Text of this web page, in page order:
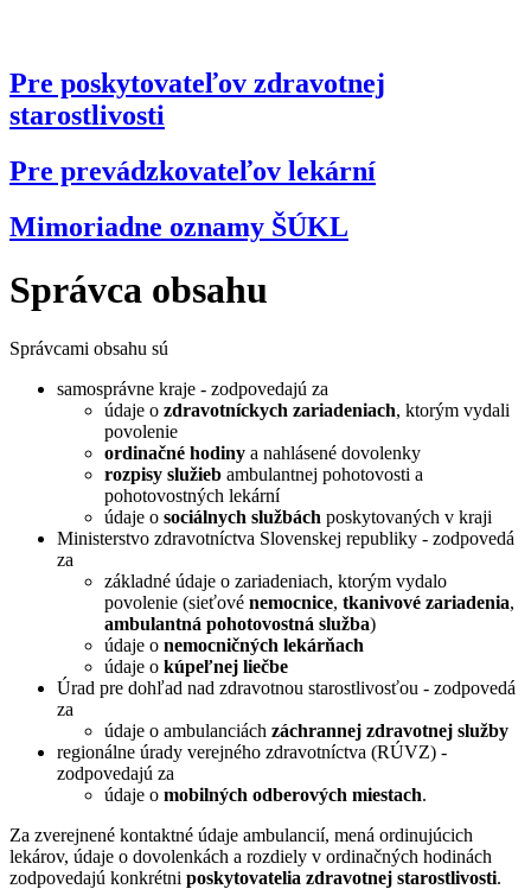
Pre poskytovateľov zdravotnej
starostlivosti
Pre prevádzkovateľov lekární
Mimoriadne oznamy ŠÚKL
Správca obsahu
Správcami obsahu sú
samosprávne kraje - zodpovedajú za
údaje o zdravotníckych zariadeniach, ktorým vydali
povolenie
ordinačné hodiny a nahlásené dovolenky
rozpisy služieb ambulantnej pohotovosti a
pohotovostných lekární
údaje o sociálnych službách poskytovaných v kraji
Ministerstvo zdravotníctva Slovenskej republiky - zodpovedá
za
základné údaje o zariadeniach, ktorým vydalo
povolenie (sieťové nemocnice, tkanivové zariadenia,
ambulantná pohotovostná služba)
údaje o nemocničných lekárňach
údaje o kúpeľnej liečbe
Úrad pre dohľad nad zdravotnou starostlivosťou - zodpovedá
za
údaje o ambulanciách záchrannej zdravotnej služby
regionálne úrady verejného zdravotníctva (RÚVZ) -
zodpovedajú za
údaje o mobilných odberových miestach.
Za zverejnené kontaktné údaje ambulancií, mená ordinujúcich
lekárov, údaje o dovolenkách a rozdiely v ordinačných hodinách
zodpovedajú konkrétni poskytovatelia zdravotnej starostlivosti.